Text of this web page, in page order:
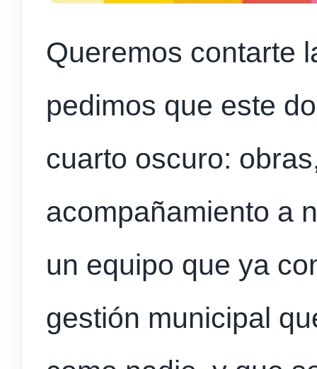
Queremos contarte
pedimos que este
cuarto oscuro:
acompañamiento a
un equipo que ya
gestión municipal